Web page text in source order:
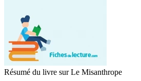
Résumé du livre sur Le Misanthrope